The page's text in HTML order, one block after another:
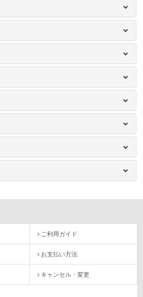
ご利用ガイド
お支払い方法
キャンセル・変更